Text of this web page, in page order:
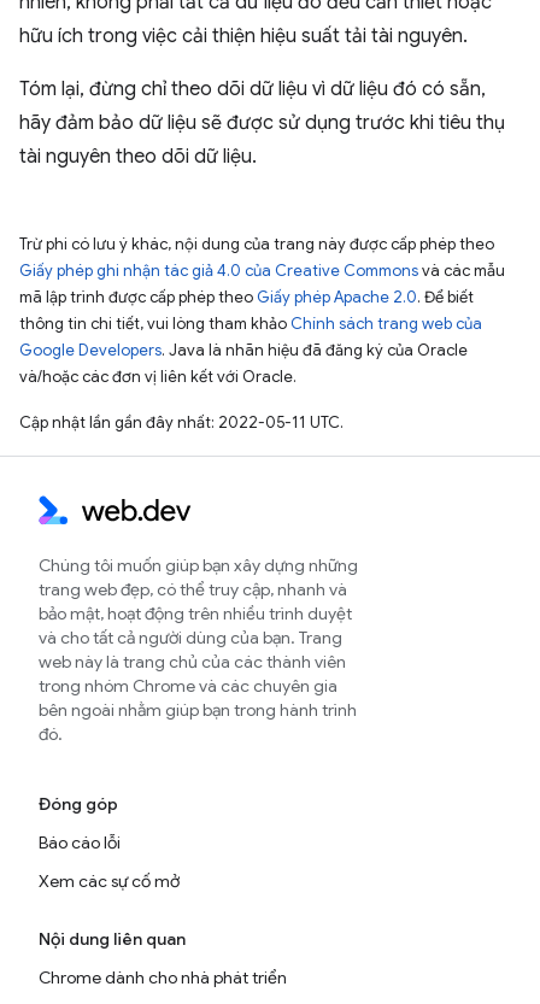
hữu ích trong việc cải thiện hiệu suất tải tài nguyên.
Tóm lại, đừng chỉ theo dõi dữ liệu vì dữ liệu đó có sẵn,
hãy đảm bảo dữ liệu sẽ được sử dụng trước khi tiêu thụ
tài nguyên theo dõi dữ liệu.
Trừ phi có lưu ý khác, nội dung của trang này được cấp phép theo
Giấy phép ghi nhận tác giả 4.0 của Creative Commonsvà các mẫu
mã lập trình được cấp phép theo Giấy phép Apache 2.0. Để biết
thông tin chi tiết, vui lòng tham khảo Chính sách trang web của
Google Developers. Java là nhãn hiệu đã đăng ký của Oracle
và/hoặc các đơn vị liên kết với Oracle.
Cập nhật lần gần đây nhất: 2022-05-11 UTC.
Chúng tôi muốn giúp bạn xây dựng những
trang web đẹp, có thể truy cập, nhanh và
bảo mật, hoạt động trên nhiều trình duyệt
và cho tất cả người dùng của bạn. Trang
web này là trang chủ của các thành viên
trong nhóm Chrome và các chuyên gia
bên ngoài nhằm giúp bạn trong hành trình
đó.
Đóng góp
Báo cáo lỗi
Xem các sự cố mở
Nội dung liên quan
Chrome dành cho nhà phát triển